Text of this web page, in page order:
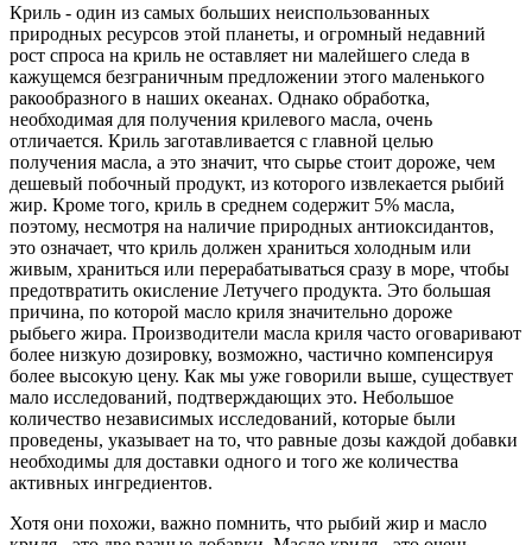
Криль - один из самых больших неиспользованных
природных ресурсов этой планеты, и огромный недавний
рост спроса на криль не оставляет ни малейшего следа в
кажущемся безграничным предложении этого маленького
ракообразного в наших океанах. Однако обработка,
необходимая для получения крилевого масла, очень
отличается. Криль заготавливается с главной целью
получения масла, а это значит, что сырье стоит дороже, чем
дешевый побочный продукт, из которого извлекается рыбий
жир. Кроме того, криль в среднем содержит 5% масла,
поэтому, несмотря на наличие природных антиоксидантов,
это означает, что криль должен храниться холодным или
живым, храниться или перерабатываться сразу в море, чтобы
предотвратить окисление Летучего продукта. Это большая
причина, по которой масло криля значительно дороже
рыбьего жира. Производители масла криля часто оговаривают
более низкую дозировку, возможно, частично компенсируя
более высокую цену. Как мы уже говорили выше, существует
мало исследований, подтверждающих это. Небольшое
количество независимых исследований, которые были
проведены, указывает на то, что равные дозы каждой добавки
необходимы для доставки одного и того же количества
активных ингредиентов.
Хотя они похожи, важно помнить, что рыбий жир и масло